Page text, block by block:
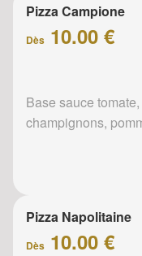
Pizza Campione
Dès 10.00 €
Base sauce
champignons,
Pizza Napolitaine
Dès 10.00 €